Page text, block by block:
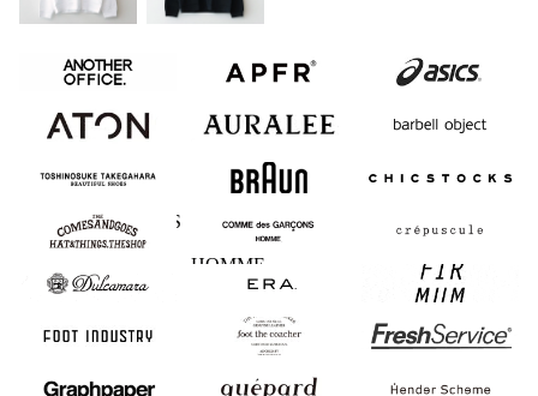
ANOTHER
OFFICE
APFR
ATON AURALEE barbell object
BEAUTIFUL
SHOES
BRAUN
COMESANDGOES
COMME des
GARCONS
HOMME
crepuscule
Dulcamara FIRMUM
FOOT INDUSTRY foot the coacher FreshService
Graphpaper guepard Hender Scheme